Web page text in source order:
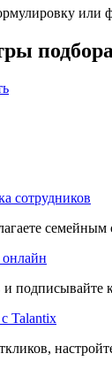
или
сотрудников
семейным
и подписывайте
Talantix